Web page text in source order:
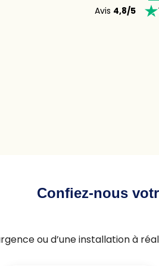
Avis 4,8/5
Confiez-nous
ou d’une installation à